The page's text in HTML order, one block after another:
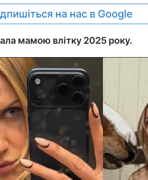
на нас в Google
мамою влітку 2025 року.